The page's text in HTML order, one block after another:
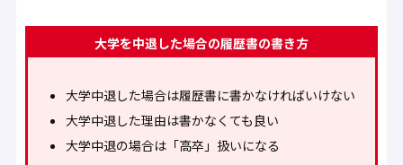
大学を中退した場合の履歴書の書き方
大学中退した場合は履歴書に書かなければいけない
大学中退した理由は書かなくても良い
大学中退の場合は「高卒」扱いになる